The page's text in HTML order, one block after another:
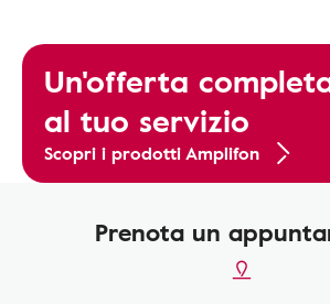
Un'offerta
al tuo servizio
Scopri i prodotti Amplifon
Prenota un